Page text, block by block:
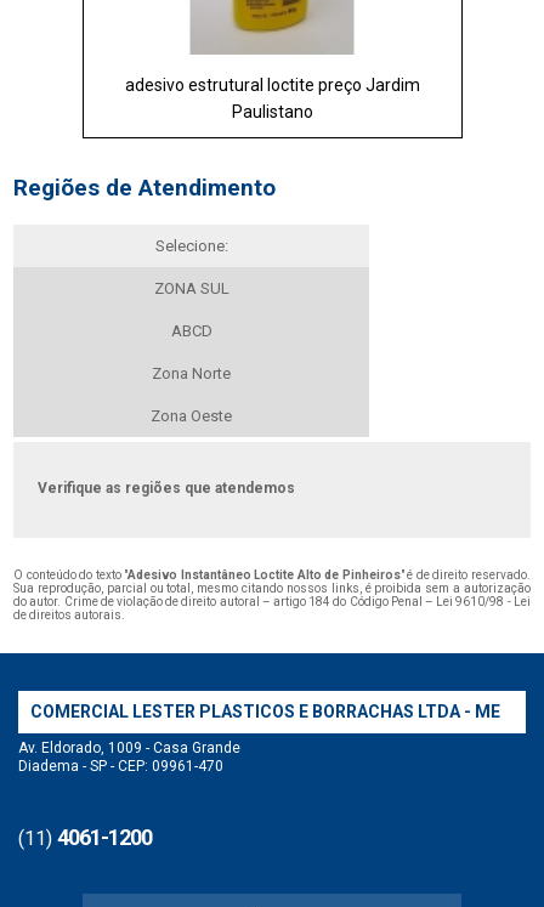
adesivo estrutural loctite preço Jardim
Paulistano
Regiões de Atendimento
Selecione:
ZONA SUL
ABCD
Zona Norte
Zona Oeste
Verifique as regiões que atendemos
O conteúdo do texto "Adesivo Instantâneo Loctite Alto de Pinheiros" é de direito reservado.
Sua reprodução, parcial ou total, mesmo citando nossos links, é proibida sem a autorização
do autor. Crime de violação de direito autoral – artigo 184 do Código Penal –
Lei 9610/98 - Lei
de direitos autorais
COMERCIAL LESTER PLASTICOS E BORRACHAS LTDA - ME
Av. Eldorado, 1009 - Casa Grande
Diadema - SP - CEP: 09961-470
(11) 4061-1200